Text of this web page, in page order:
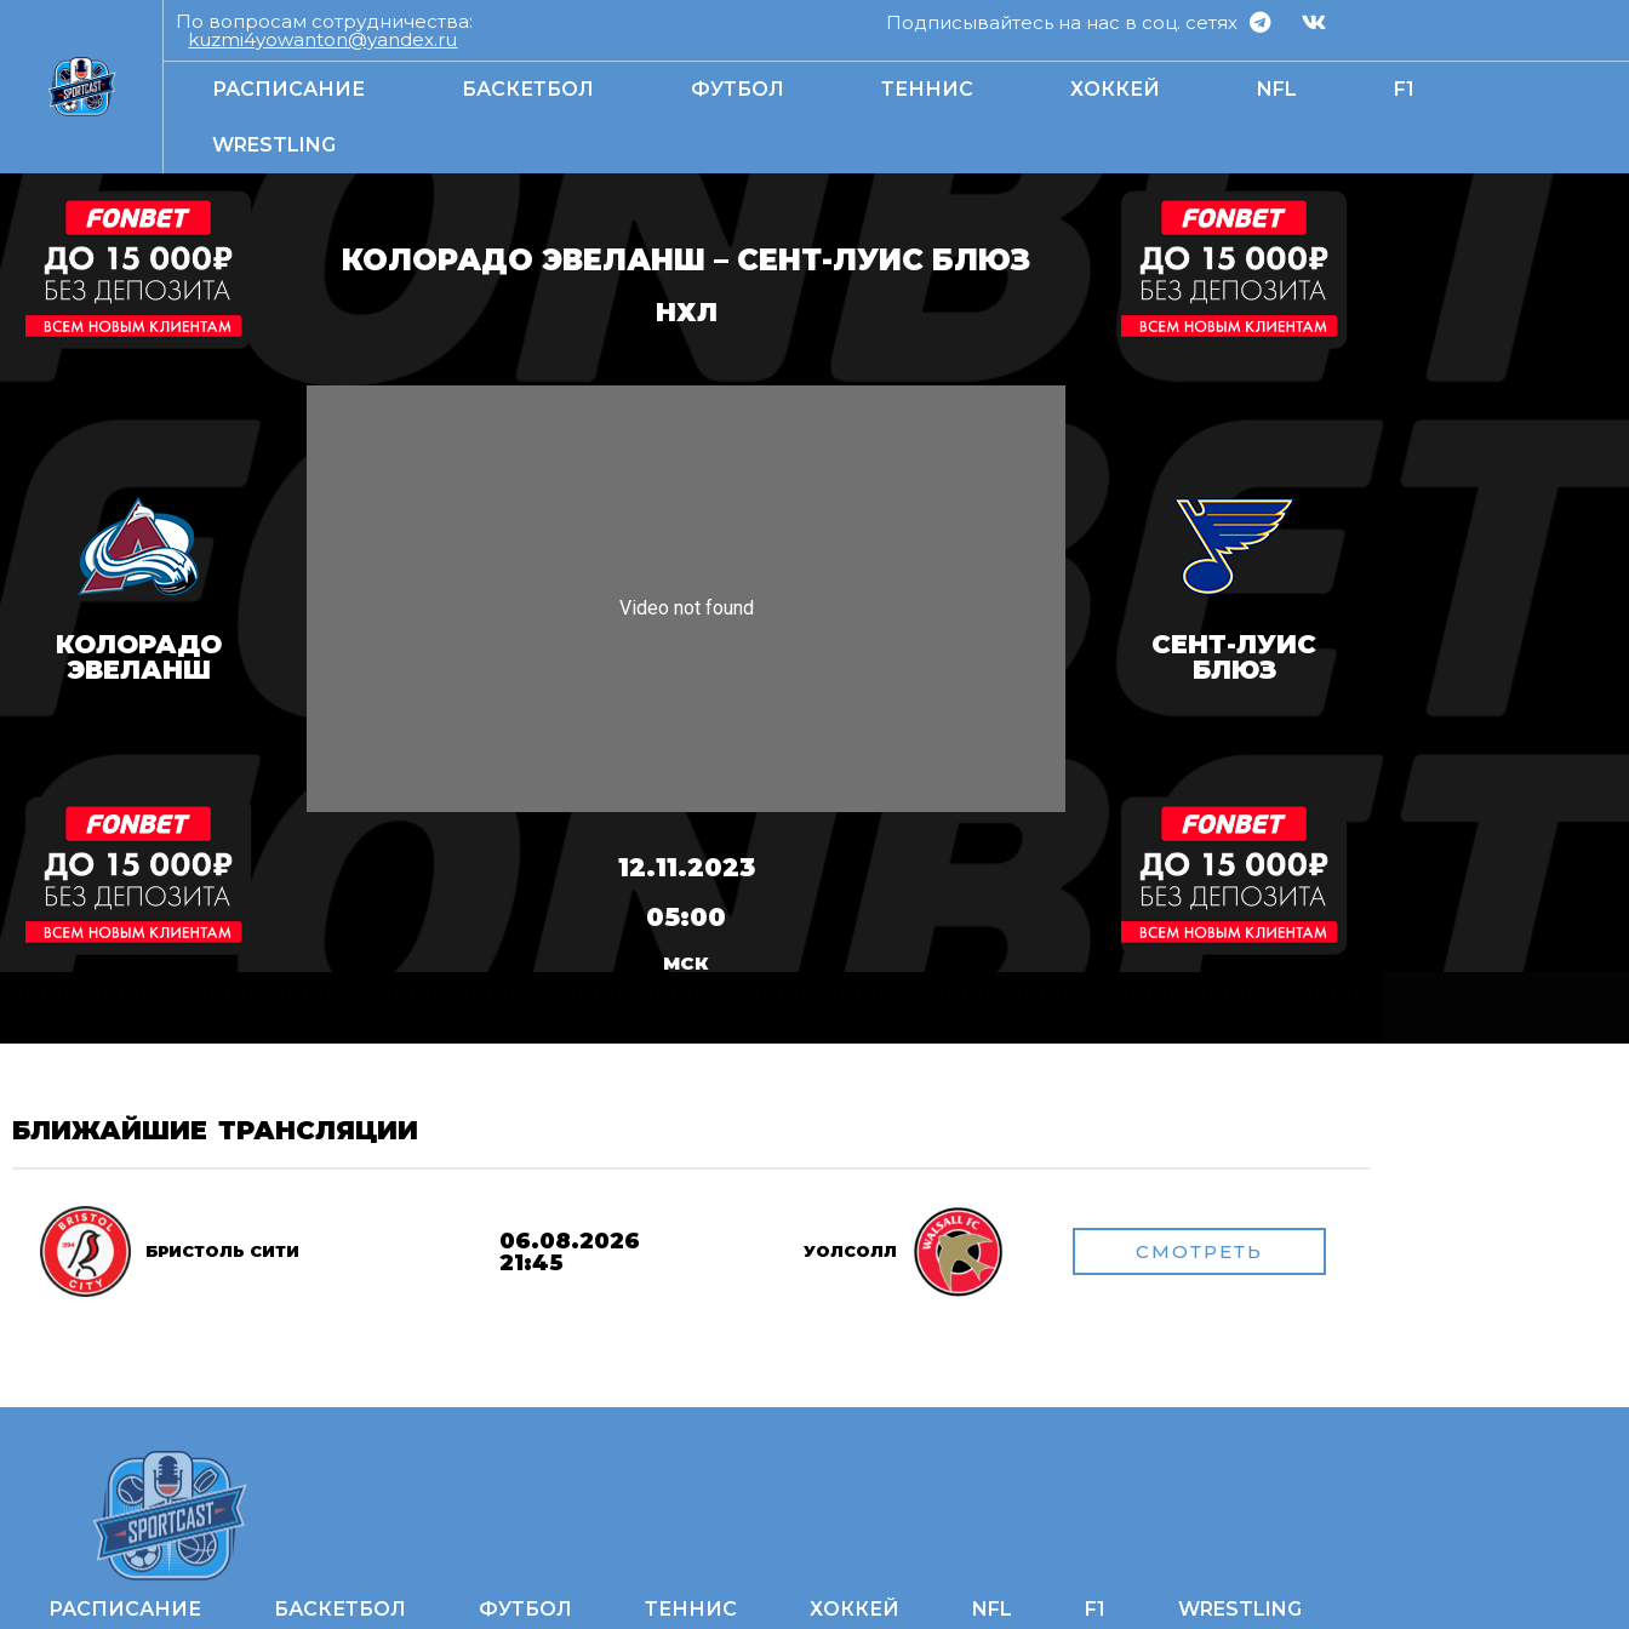
По вопросам сотрудничества:
kuzmi4yowanton@yandex.ru
Подписывайтесь на нас в соц. сетях
РАСПИСАНИЕ БАСКЕТБОЛ ФУТБОЛ ТЕННИС ХОККЕЙ NFL F1
WRESTLING
КОЛОРАДО
ЭВЕЛАНШ
КОЛОРАДО ЭВЕЛАНШ – СЕНТ-ЛУИС БЛЮЗ
НХЛ
12.11.2023
05:00
МСК
СЕНТ-ЛУИС
БЛЮЗ
БЛИЖАЙШИЕ ТРАНСЛЯЦИИ
БРИСТОЛЬ СИТИ
06.08.2026
21:45
УОЛСОЛЛ СМОТРЕТЬ
РАСПИСАНИЕ БАСКЕТБОЛ ФУТБОЛ ТЕННИС ХОККЕЙ NFL F1 WRESTLING